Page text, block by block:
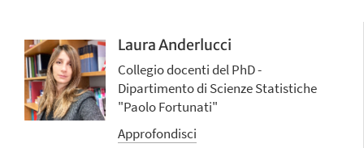
Laura Anderlucci
Collegio docenti del PhD -
Dipartimento di Scienze Statistiche
"Paolo Fortunati"
Approfondisci